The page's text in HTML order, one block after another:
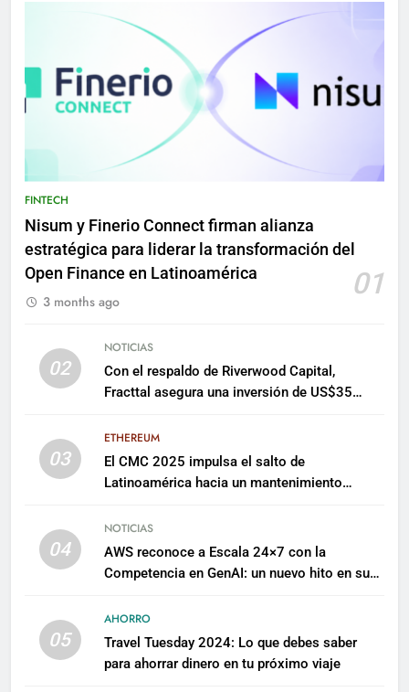
FINTECH
Nisum y Finerio Connect firman alianza
estratégica para liderar la transformación del
Open Finance en Latinoamérica
01
3 months ago
02
NOTICIAS
Con el respaldo de Riverwood Capital,
Fracttal asegura una inversión de US$35
03
ETHEREUM
El CMC 2025 impulsa el salto de
Latinoamérica hacia un mantenimiento
04
NOTICIAS
AWS reconoce a Escala 24×7 con la
Competencia en GenAI: un nuevo hito en su
05
AHORRO
Travel Tuesday 2024: Lo que debes saber
para ahorrar dinero en tu próximo viaje